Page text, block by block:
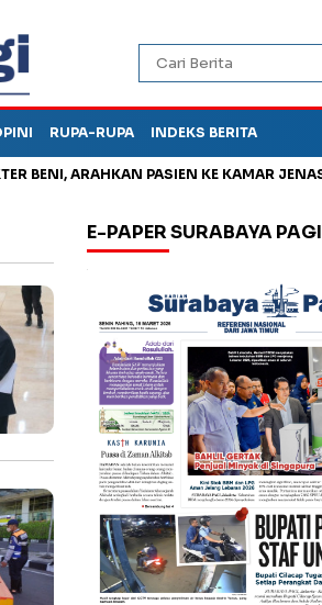
RUPA-RUPA INDEKS BERITA
ARAHKAN PASIEN KE KAMAR JENASAH,
E-PAPER SURABAYA PAGI